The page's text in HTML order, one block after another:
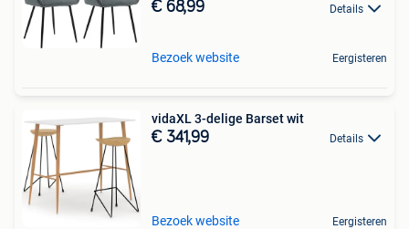
€ 68,99 Details
Bezoek website Eergisteren
vidaXL 3-delige Barset wit
€ 341,99 Details
Bezoek website Eergisteren